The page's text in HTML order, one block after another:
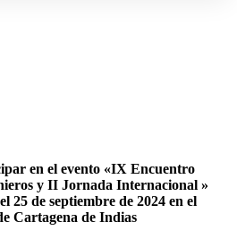
en el evento «IX Encuentro
y II Jornada Internacional »
25 de septiembre de 2024 en el
Cartagena de Indias